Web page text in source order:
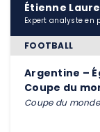
Étienne
Expert analyste en
FOOTBALL
Argentine –
Coupe du
Coupe du